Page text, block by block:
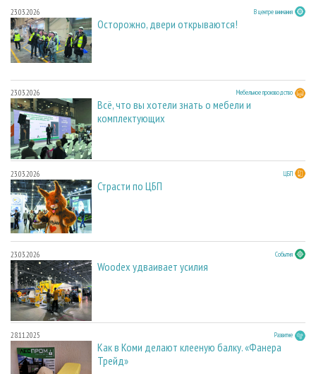
23.03.2026 В центре внимания
Осторожно, двери открываются!
23.03.2026 Мебельное производство
Всё, что вы хотели знать о мебели и
комплектующих
23.03.2026 ЦБП
Страсти по ЦБП
23.03.2026 События
Woodex удваивает усилия
28.11.2025 Развитие
Как в Коми делают клееную балку. «Фанера
Трейд»